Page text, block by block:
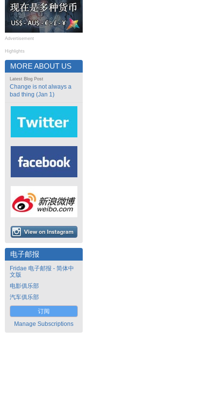
Advertisement
Highlights
MORE ABOUT US
Latest Blog Post
Change is not always a
bad thing (Jan 1)
电子邮报
Fridae 电子邮报 - 简体中
文版
电影俱乐部
汽车俱乐部
订阅
Manage Subscriptions